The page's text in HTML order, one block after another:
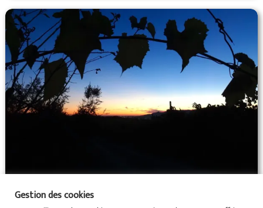
... j’ai fait du volontariat dans
Gestion des cookies